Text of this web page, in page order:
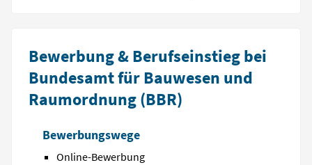
Bewerbung & Berufseinstieg bei
Bundesamt für Bauwesen und
Raumordnung (BBR)
Bewerbungswege
Online-Bewerbung